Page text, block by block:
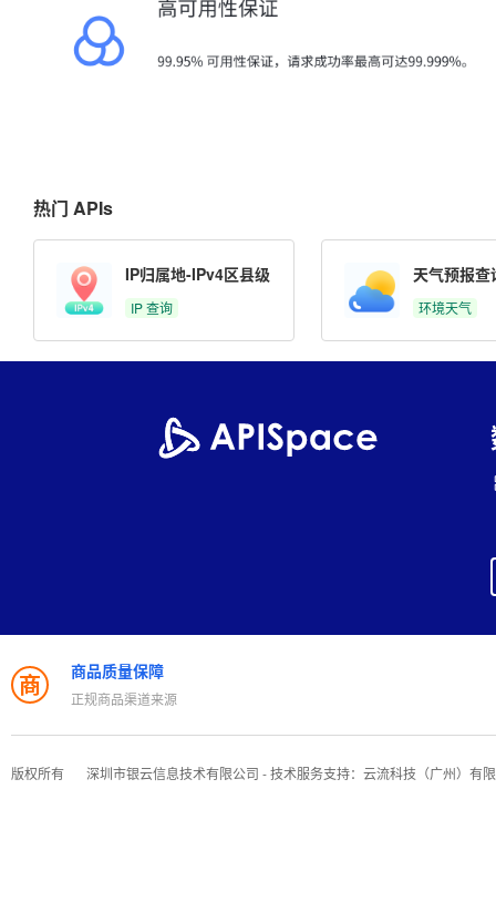
热门 APIs
IP归属地-IPv4区县级
IP 查询
天气预报查
环境天气
商 商品质量保障
正规商品渠道来源
版权所有 深圳市银云信息技术有限公司 - 技术服务支持：云流科技（广州）有